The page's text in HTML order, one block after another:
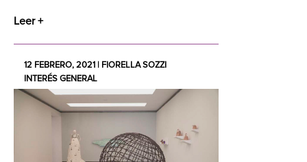
Leer +
12 FEBRERO, 2021 | FIORELLA SOZZI
INTERÉS GENERAL